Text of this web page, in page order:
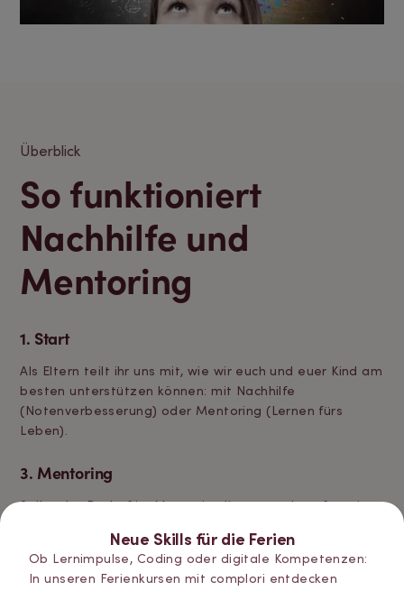
Überblick
So funktioniert
Nachhilfe und
Mentoring
1. Start
Als Eltern teilt ihr uns mit, wie wir euch und euer Kind am
besten unterstützen können: mit Nachhilfe
(Notenverbesserung) oder Mentoring (Lernen fürs
Leben).
3. Mentoring
Sollte der Bedarf im Mentoring liegen, verknüpfen wir
Nach einem ersten Kennenlernen starten wir mit dem
Mentoring.
Neue Skills für die Ferien
Ob Lernimpulse, Coding oder digitale Kompetenzen:
In unseren Ferienkursen mit complori entdecken